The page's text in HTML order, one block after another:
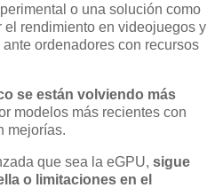
o una solución como
el rendimiento en videojuegos y
ordenadores con recursos
se están volviendo más
modelos más recientes con
mejorías.
que sea la eGPU, sigue
o limitaciones en el